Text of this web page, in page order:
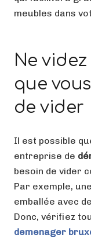
meubles dans
Ne
que
de vider
Il est possible
entreprise de
besoin de vider
Par exemple,
emballée avec
Donc, vérifiez
demenager